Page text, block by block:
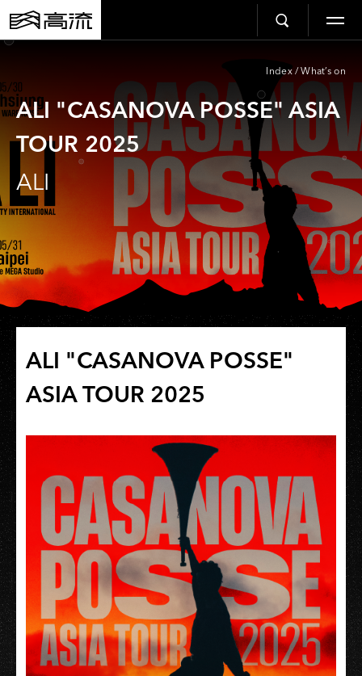
Index / What’s on
ALI "CASANOVA POSSE" ASIA
TOUR 2025
ALI
ALI "CASANOVA POSSE"
ASIA TOUR 2025